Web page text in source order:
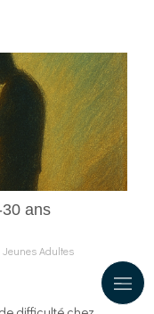
ans
Jeunes Adultes